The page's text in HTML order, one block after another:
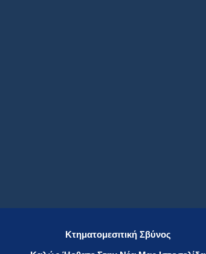
Κτηματομεσιτική Σβύνος